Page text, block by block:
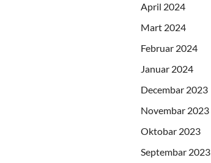
April 2024
Mart 2024
Februar 2024
Januar 2024
Decembar 2023
Novembar 2023
Oktobar 2023
Septembar 2023